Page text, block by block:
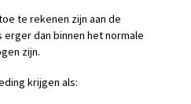
te rekenen zijn aan de
dan binnen het normale
zijn.
krijgen als: